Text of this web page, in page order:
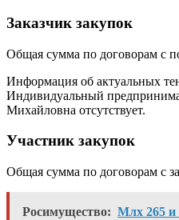
Заказчик закупок
Общая сумма по договорам с
Информация об актуальных
Индивидуальный
Михайловна отсутствует.
Участник закупок
Общая сумма по договорам с
Росимущество: Млх 265